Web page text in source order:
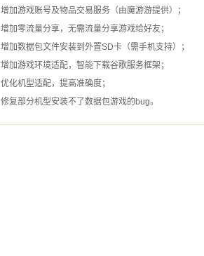
增加游戏账号及物品交易服务（由魔游游提供）；
增加零流量分享，无需流量分享游戏给好友；
增加数据包文件安装到外置SD卡（需手机支持）；
增加游戏环境适配，智能下载谷歌服务框架；
优化机型适配，提高准确度；
修复部分机型安装不了数据包游戏的bug。